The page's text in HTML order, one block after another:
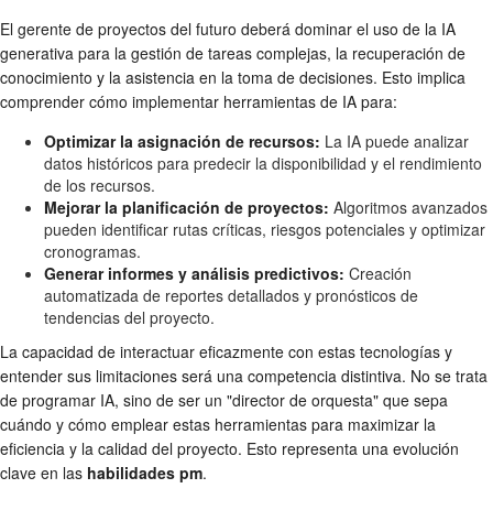
El gerente de proyectos del futuro deberá dominar el uso de la IA
generativa para la gestión de tareas complejas, la recuperación de
conocimiento y la asistencia en la toma de decisiones. Esto implica
comprender cómo implementar herramientas de IA para:
Optimizar la asignación de recursos: La IA puede analizar
datos históricos para predecir la disponibilidad y el rendimiento
de los recursos.
Mejorar la planificación de proyectos: Algoritmos avanzados
pueden identificar rutas críticas, riesgos potenciales y optimizar
cronogramas.
Generar informes y análisis predictivos: Creación
automatizada de reportes detallados y pronósticos de
tendencias del proyecto.
La capacidad de interactuar eficazmente con estas tecnologías y
entender sus limitaciones será una competencia distintiva. No se trata
de programar IA, sino de ser un "director de orquesta" que sepa
cuándo y cómo emplear estas herramientas para maximizar la
eficiencia y la calidad del proyecto. Esto representa una evolución
clave en las habilidades pm.